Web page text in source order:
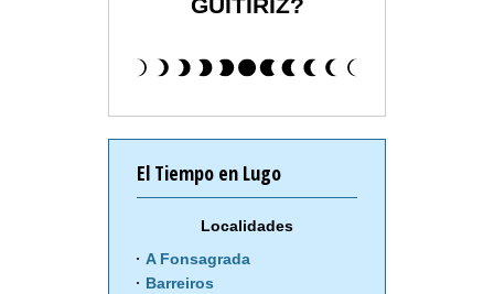
GUITIRIZ?
El Tiempo en Lugo
Localidades
A Fonsagrada
Barreiros